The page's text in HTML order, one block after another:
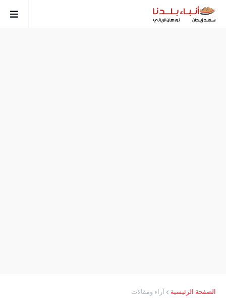
الصفحة الرئيسية آراء ومقالات